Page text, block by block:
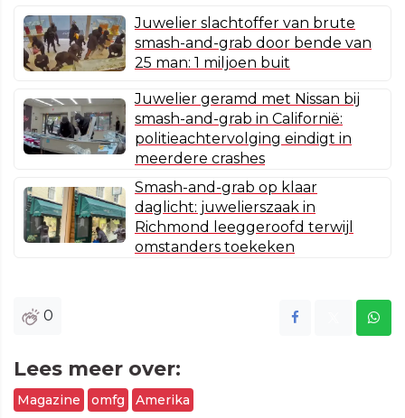
Juwelier slachtoffer van brute
smash-and-grab door bende van
25 man: 1 miljoen buit
Juwelier geramd met Nissan bij
smash-and-grab in Californië:
politieachtervolging eindigt in
meerdere crashes
Smash-and-grab op klaar
daglicht: juwelierszaak in
Richmond leeggeroofd terwijl
omstanders toekeken
0
Lees meer over:
Magazine omfg Amerika